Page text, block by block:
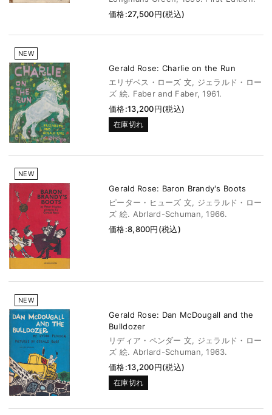
価格:27,500円(税込)
NEW
Gerald Rose: Charlie on the Run
エリザベス・ローズ 文, ジェラルド・ロー
ズ 絵. Faber and Faber, 1961.
価格:13,200円(税込)
在庫切れ
NEW
Gerald Rose: Baron Brandy's Boots
ピーター・ヒューズ 文, ジェラルド・ロー
ズ 絵. Abrlard-Schuman, 1966.
価格:8,800円(税込)
NEW
Gerald Rose: Dan McDougall and the
Bulldozer
リディア・ペンダー 文, ジェラルド・ロー
ズ 絵. Abrlard-Schuman, 1963.
価格:13,200円(税込)
在庫切れ